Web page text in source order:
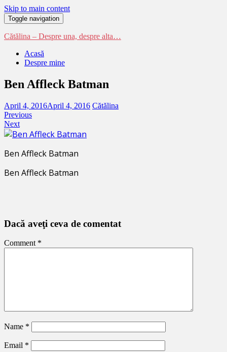
Skip to main content
Toggle navigation
Cătălina – Despre una, despre alta…
Acasă
Despre mine
Ben Affleck Batman
April 4, 2016April 4, 2016 Cătălina
Previous
Next
Ben Affleck Batman
Ben Affleck Batman
Dacă aveţi ceva de comentat
Comment *
Name *
Email *